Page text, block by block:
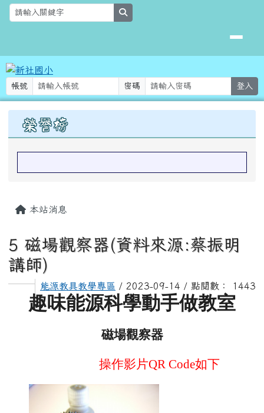
跳至主內容區
新社國小
帳號 密碼 登入
上中區域內容
榮譽榜
本站消息
5 磁場觀察器(資料來源:蔡振明
講師)
能源教具教學專區 / 2023-09-14 / 點閱數： 1443
趣味能源科學動手做教室
磁場觀察器
操作影片QR Code如下